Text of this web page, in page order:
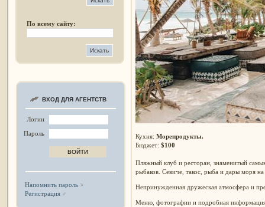
По всему сайту:
ВХОД ДЛЯ АГЕНТСТВ
Логин
Пароль
Напомнить пароль
Регистрация
Кухня: Морепродукты.
Бюджет: $100
Пляжный клуб и ресторан, знаменитый
рыбаков. Севиче, такос, рыба и дары моря
Непринужденная дружеская атмосфера и
Меню, фотографии и подробная